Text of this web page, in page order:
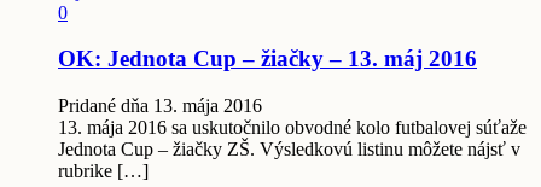
0
OK: Jednota Cup – žiačky – 13. máj 2016
Pridané dňa 13. mája 2016
13. mája 2016 sa uskutočnilo obvodné kolo futbalovej súťaže
Jednota Cup – žiačky ZŠ. Výsledkovú listinu môžete nájsť v
rubrike […]